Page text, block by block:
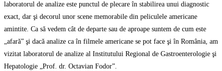
laboratorul de analize este punctul de plecare în stabilirea unui diagnostic
exact, dar şi decorul unor scene memorabile din peliculele americane
amintite. Ca să vedem cât de departe sau de aproape suntem de cum este
„afară” şi dacă analize ca în filmele americane se pot face şi în România, am
vizitat laboratorul de analize al Institutului Regional de Gastroenterologie şi
Hepatologie „Prof. dr. Octavian Fodor”.